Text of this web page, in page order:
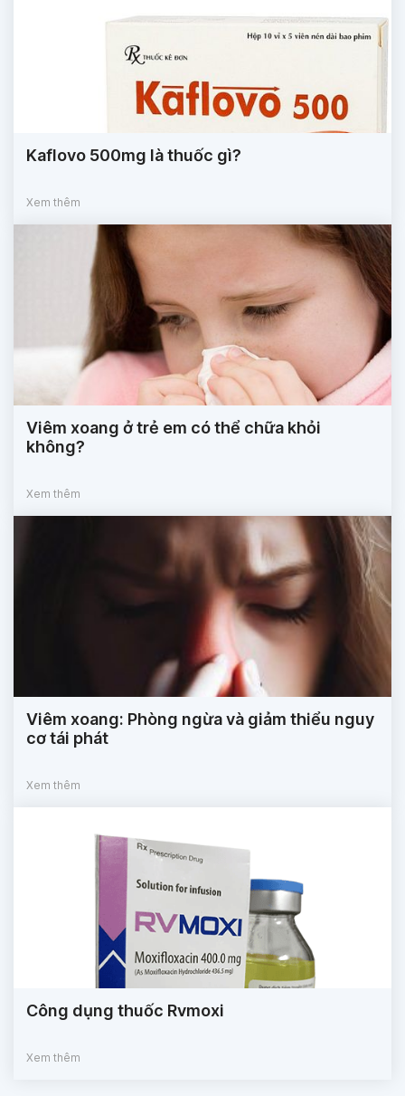
Kaflovo 500mg là thuốc gì?
Xem thêm
Viêm xoang ở trẻ em có thể chữa khỏi
không?
Xem thêm
Viêm xoang: Phòng ngừa và giảm thiểu nguy
cơ tái phát
Xem thêm
Công dụng thuốc Rvmoxi
Xem thêm